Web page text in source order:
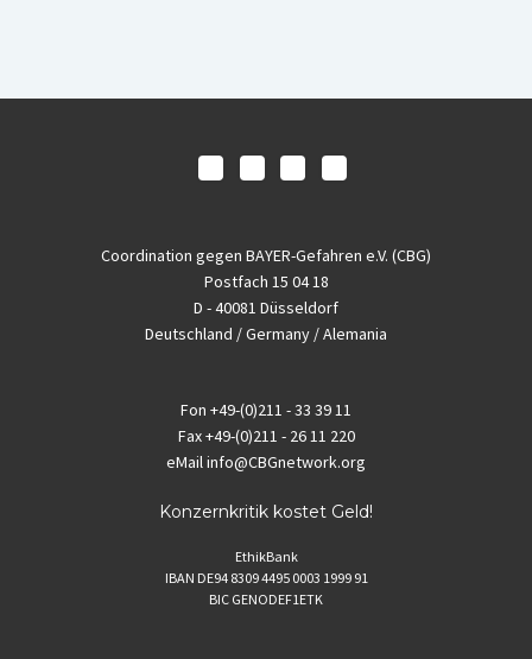
Coordination gegen BAYER-Gefahren e.V. (CBG)
Postfach 15 04 18
D - 40081 Düsseldorf
Deutschland / Germany / Alemania
Fon +49-(0)211 - 33 39 11
Fax+49-(0)211 - 26 11 220
eMailinfo@CBGnetwork.org
Konzernkritik kostet Geld!
EthikBank
IBAN DE94 8309 4495 0003 1999 91
BIC GENODEF1ETK